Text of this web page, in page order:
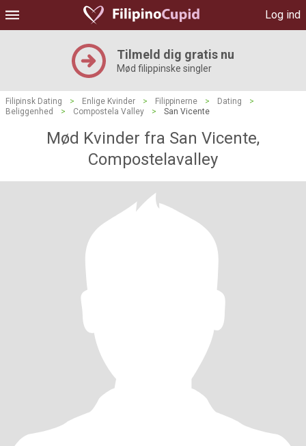
Log ind
Tilmeld dig gratis nu
Mød filippinske singler
Filipinsk Dating > Enlige Kvinder > Filippinerne > Dating
>
Beliggenhed
> Compostela Valley > San Vicente
Mød Kvinder fra San Vicente,
Compostelavalley